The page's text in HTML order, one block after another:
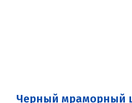
Черный мраморный